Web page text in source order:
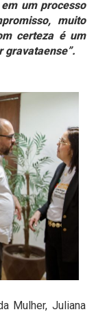
um processo
muito
certeza é um
gravataense”.
Mulher, Juliana